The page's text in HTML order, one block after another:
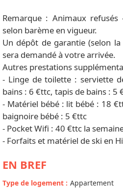
Remarque : Animaux
selon barème en vigueur.
Un dépôt de garantie (selon
sera demandé à votre arrivée.
Autres prestations
- Linge de toilette : serviette
bains : 6 €ttc, tapis de bains : 5
- Matériel bébé : lit bébé : 18
baignoire bébé : 5 €ttc
- Pocket Wifi : 40 €ttc la
- Forfaits et matériel de ski en
EN BREF
Type de logement : Appartement